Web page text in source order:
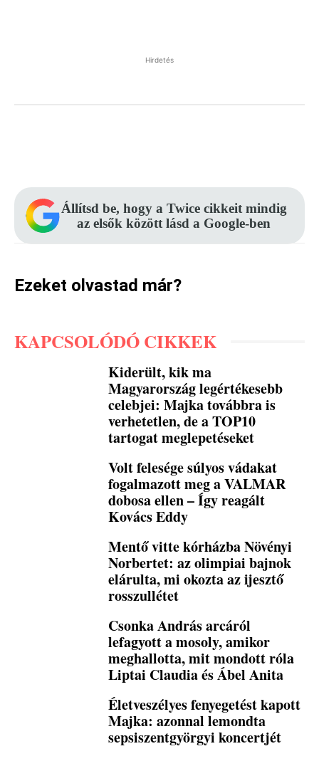
Hirdetés
Állítsd be, hogy a Twice cikkeit mindig
az elsők között lásd a Google-ben
Ezeket olvastad már?
KAPCSOLÓDÓ CIKKEK
Kiderült, kik ma
Magyarország legértékesebb
celebjei: Majka továbbra is
verhetetlen, de a TOP10
tartogat meglepetéseket
Volt felesége súlyos vádakat
fogalmazott meg a VALMAR
dobosa ellen – Így reagált
Kovács Eddy
Mentő vitte kórházba Növényi
Norbertet: az olimpiai bajnok
elárulta, mi okozta az ijesztő
rosszullétet
Csonka András arcáról
lefagyott a mosoly, amikor
meghallotta, mit mondott róla
Liptai Claudia és Ábel Anita
Életveszélyes fenyegetést kapott
Majka: azonnal lemondta
sepsiszentgyörgyi koncertjét